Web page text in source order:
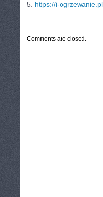
5. https://i-ogrzewanie.pl
Comments are closed.